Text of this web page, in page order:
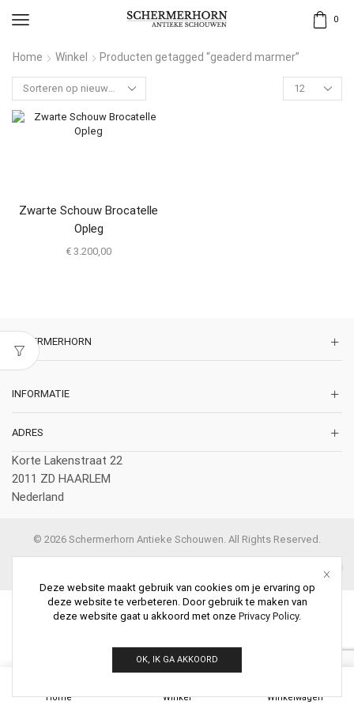
0
Home Winkel Producten getagged “geaderd marmer”
Zwarte Schouw Brocatelle
Opleg
€ 3.200,00
SCHERMERHORN
INFORMATIE
ADRES
Korte Lakenstraat 22
2011 ZD HAARLEM
Nederland
© 2026 Schermerhorn Antieke Schouwen. All Rights Reserved.
Home Winkel Winkelwagen
Deze website maakt gebruik van cookies om je ervaring op
deze website te verbeteren. Door gebruik te maken van
deze website gaat u akkoord met onze Privacy Policy.
OK, IK GA AKKOORD